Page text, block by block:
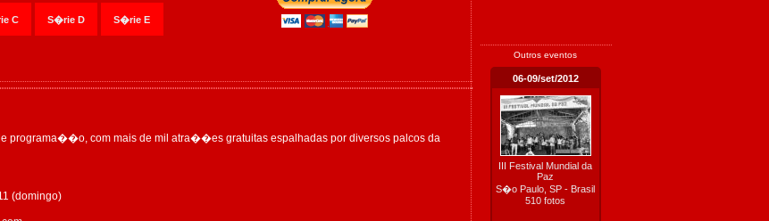
C S�rie D S�rie E
programa��o, com mais de mil atra��es gratuitas espalhadas por diversos palcos da
(domingo)
Outros eventos
06-09/set/2012
III Festival Mundial da
Paz
S�o Paulo, SP - Brasil
510 fotos